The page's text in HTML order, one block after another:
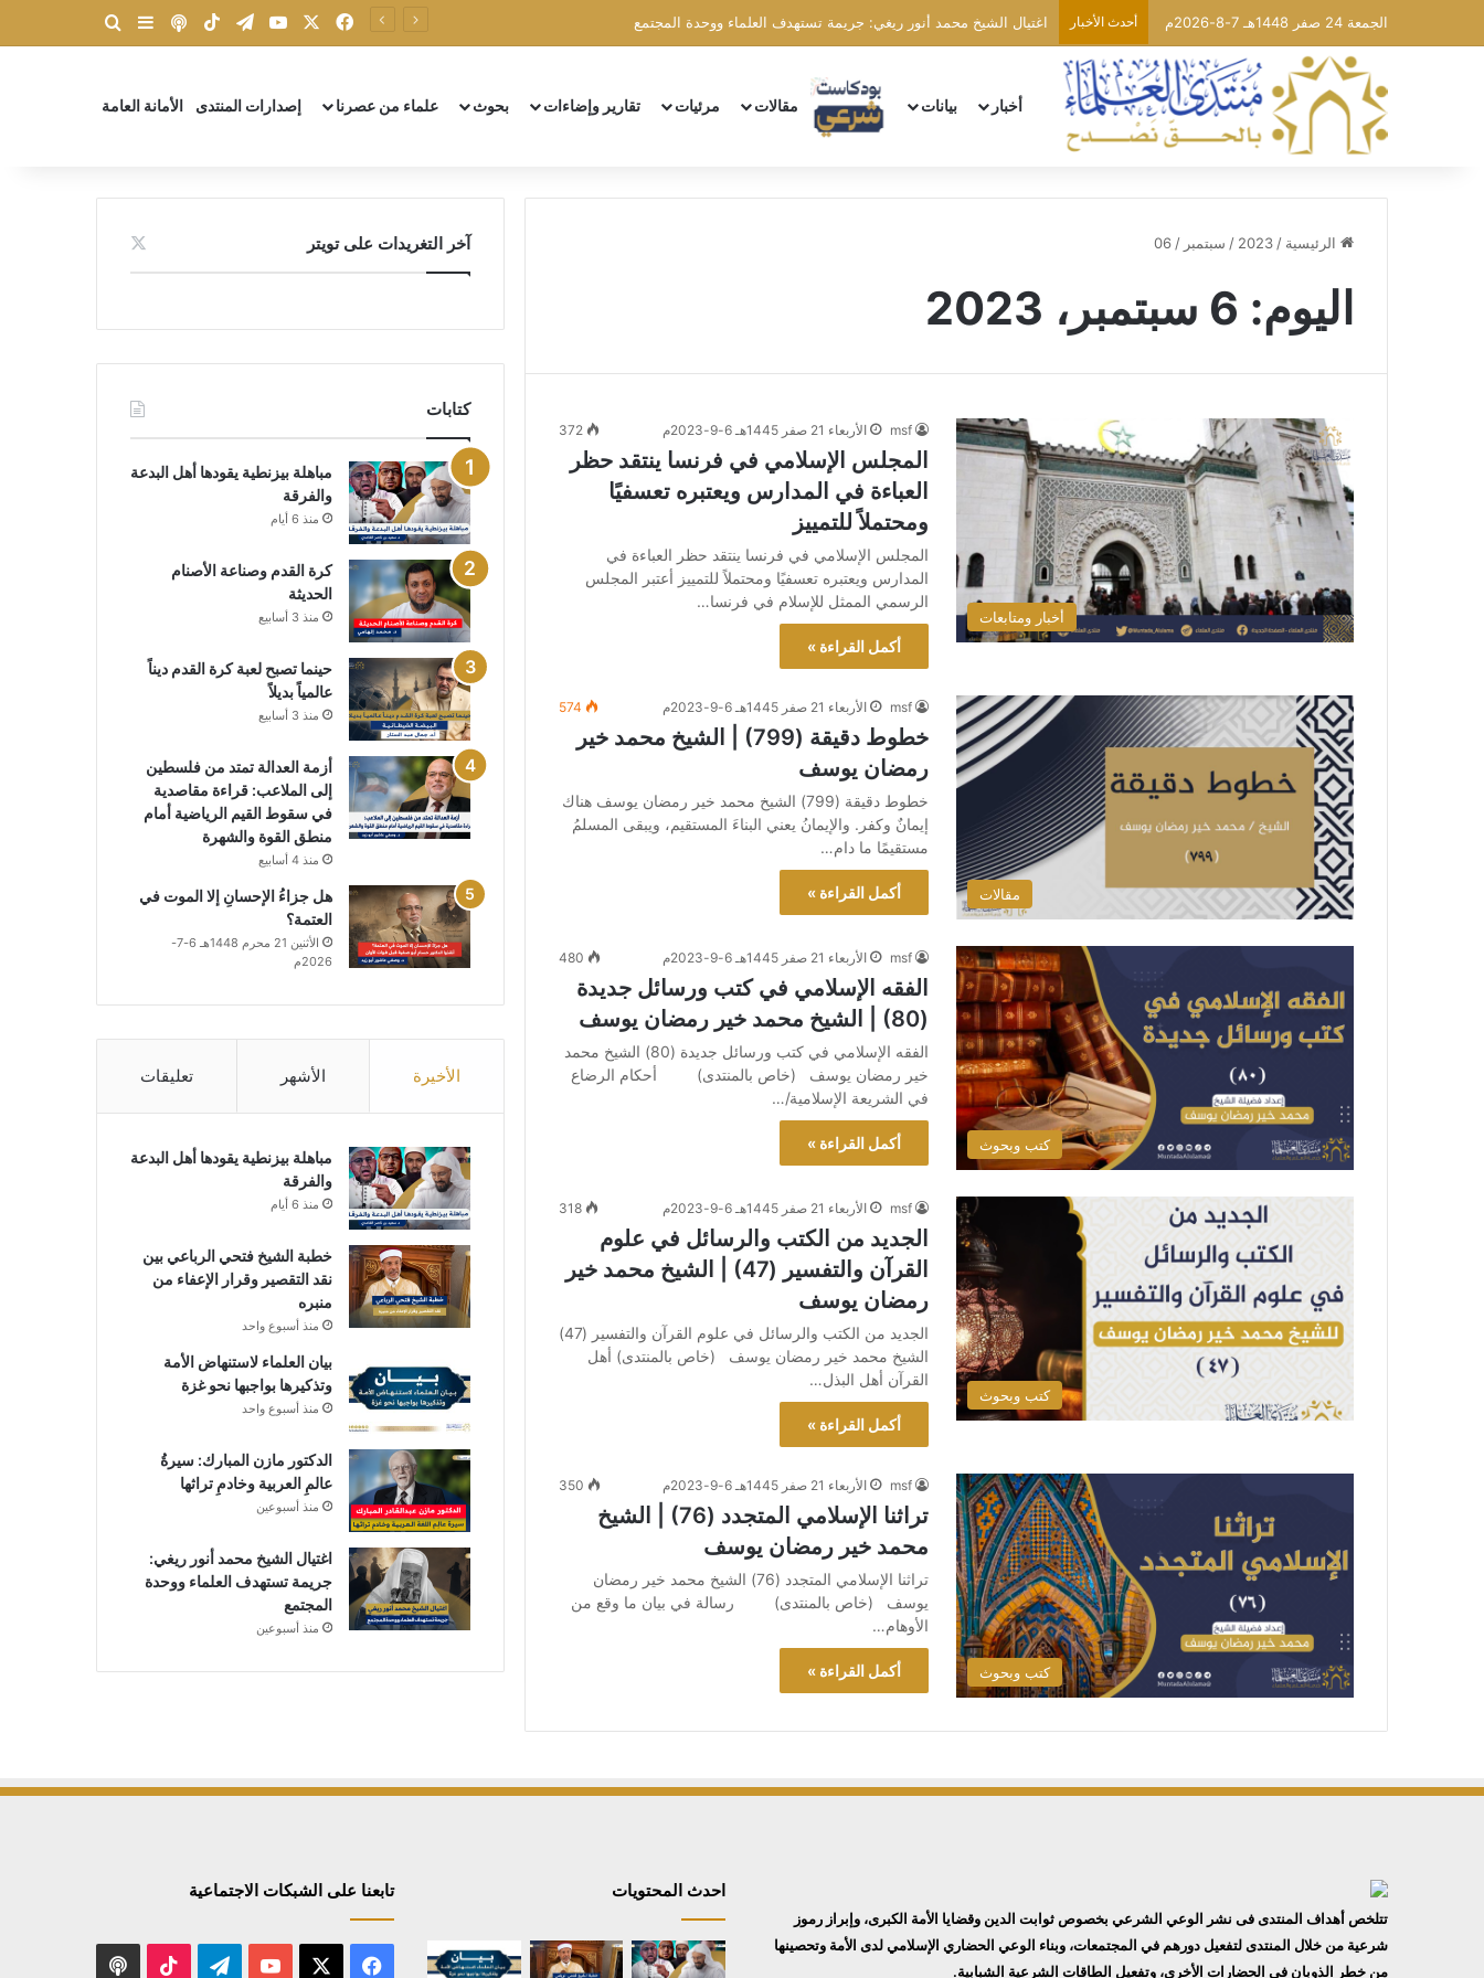
الجمعة 24 صفر 1448هـ 7-8-2026م أحدث الأخبار اغتيال الشيخ محمد أنور ريغي: جريمة تستهدف العلماء ووحدة المجتمع فيسبوك يوتيوب تيلقرام ‫TikTokبودكاستإضافة عمود جانبي
أخبار بيانات مقالات مرئيات تقارير وإضاءات بحوث علماء من عصرنا إصدارات المنتدى الأمانة العامة
الرئيسية /
2023
/ سبتمبر /
06
اليوم: 6 سبتمبر، 2023
أخبار ومتابعات
msf الأربعاء 21 صفر 1445هـ 6-9-2023م 372
المجلس الإسلامي في فرنسا ينتقد حظر
العباءة في المدارس ويعتبره تعسفيًا
ومحتملاً للتمييز
المجلس الإسلامي في فرنسا ينتقد حظر العباءة في
المدارس ويعتبره تعسفيًا ومحتملاً للتمييز أعتبر المجلس
الرسمي الممثل للإسلام في فرنسا…
أكمل القراءة »
مقالات
msf الأربعاء 21 صفر 1445هـ 6-9-2023م 574
خطوط دقيقة (799) | الشيخ محمد خير
رمضان يوسف
خطوط دقيقة (799) الشيخ محمد خير رمضان يوسف هناك
إيمانٌ وكفر. والإيمانُ يعني البناءَ المستقيم، ويبقى المسلمُ
مستقيمًا ما دام…
أكمل القراءة »
كتب وبحوث
msf الأربعاء 21 صفر 1445هـ 6-9-2023م 480
الفقه الإسلامي في كتب ورسائل جديدة
(80) | الشيخ محمد خير رمضان يوسف
الفقه الإسلامي في كتب ورسائل جديدة (80) الشيخ محمد
خير رمضان يوسف (خاص بالمنتدى) أحكام الرضاع
في الشريعة الإسلامية/…
أكمل القراءة »
كتب وبحوث
msf الأربعاء 21 صفر 1445هـ 6-9-2023م 318
الجديد من الكتب والرسائل في علوم
القرآن والتفسير (47) | الشيخ محمد خير
رمضان يوسف
الجديد من الكتب والرسائل في علوم القرآن والتفسير (47)
الشيخ محمد خير رمضان يوسف (خاص بالمنتدى) أهل
القرآن أهل البذل…
أكمل القراءة »
كتب وبحوث
msf الأربعاء 21 صفر 1445هـ 6-9-2023م 350
تراثنا الإسلامي المتجدد (76) | الشيخ
محمد خير رمضان يوسف
تراثنا الإسلامي المتجدد (76) الشيخ محمد خير رمضان
يوسف (خاص بالمنتدى) رسالة في بيان ما وقع من
الأوهام…
أكمل القراءة »
آخر التغريدات على تويتر
كتابات
مباهلة بيزنطية يقودها أهل البدعة
والفرقة
منذ 6 أيام
كرة القدم وصناعة الأصنام
الحديثة
منذ 3 أسابيع
حينما تصبح لعبة كرة القدم ديناً
عالمياً بديلاً
منذ 3 أسابيع
أزمة العدالة تمتد من فلسطين
إلى الملاعب: قراءة مقاصدية
في سقوط القيم الرياضية أمام
منطق القوة والشهرة
منذ 4 أسابيع
هل جزاءُ الإحسانِ إلا الموت في
العتمة؟
الأثنين 21 محرم 1448هـ 6-7-
2026م
الأخيرة الأشهر تعليقات
مباهلة بيزنطية يقودها أهل البدعة
والفرقة
منذ 6 أيام
خطبة الشيخ فتحي الرباعي بين
نقد التقصير وقرار الإعفاء من
منبره
منذ أسبوع واحد
بيان العلماء لاستنهاض الأمة
وتذكيرها بواجبها نحو غزة
منذ أسبوع واحد
الدكتور مازن المبارك: سيرةُ
عالمِ العربية وخادمِ تراثها
منذ أسبوعين
اغتيال الشيخ محمد أنور ريغي:
جريمة تستهدف العلماء ووحدة
المجتمع
منذ أسبوعين
تتلخص أهداف المنتدى فى نشر الوعي الشرعي بخصوص ثوابت الدين وقضايا الأمة الكبرى، وإبراز رموز
شرعية من خلال المنتدى لتفعيل دورهم في المجتمعات، وبناء الوعي الحضاري الإسلامي لدى الأمة وتحصينها
من خطر الذوبان في الحضارات الأخرى، وتفعيل الطاقات الشرعية الشبابية.
احدث المحتويات تابعنا على الشبكات الاجتماعية
فيسبوك يوتيوب تيلقرام ‫TikTok